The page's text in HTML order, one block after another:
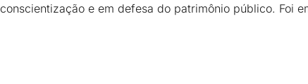
conscientização e em defesa do patrimônio público. Foi